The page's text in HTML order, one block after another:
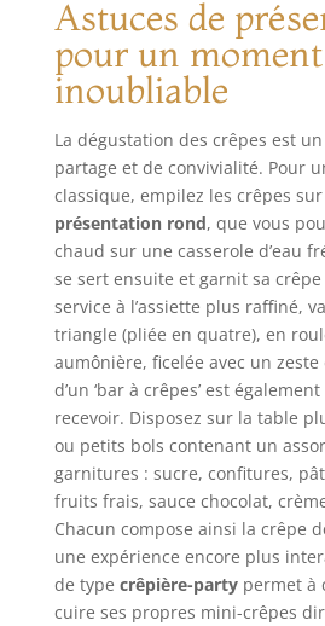
Nous
votre
Nous
câble
d'un
pour
</ul>
Astuces de
pour un moment
inoubliable
La dégustation des crêpes est
partage et de convivialité. Pour
classique, empilez les crêpes
présentation rond, que vous
chaud sur une casserole d’eau
se sert ensuite et garnit sa
service à l’assiette plus raffiné,
triangle (pliée en quatre), en
aumônière, ficelée avec un zeste
d’un ‘bar à crêpes’ est
recevoir. Disposez sur la table
ou petits bols contenant un
garnitures : sucre, confitures,
fruits frais, sauce chocolat,
Chacun compose ainsi la crêpe
une expérience encore plus
de type crêpière-partypermet à
cuire ses propres mini-crêpes